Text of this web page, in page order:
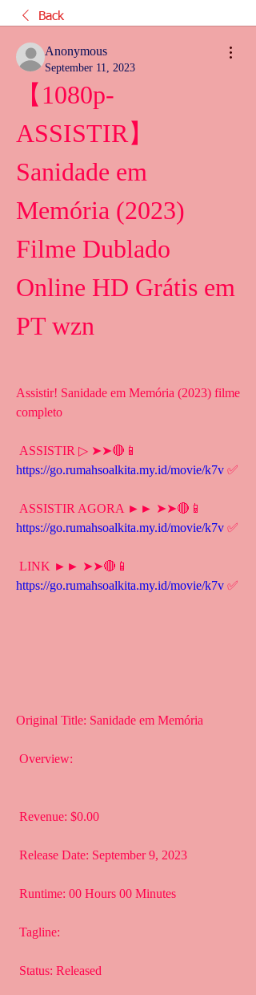
Back
Anonymous
September 11, 2023
【1080p-
ASSISTIR】
Sanidade em
Memória (2023)
Filme Dublado
Online HD Grátis em
PT wzn
Assistir! Sanidade em Memória (2023) filme
completo
https://go.rumahsoalkita.my.id/movie/k7v ✅
https://go.rumahsoalkita.my.id/movie/k7v ✅
https://go.rumahsoalkita.my.id/movie/k7v ✅
Original Title: Sanidade em Memória
Overview:
Revenue: $0.00
Release Date: September 9, 2023
Runtime: 00 Hours 00 Minutes
Tagline:
Status: Released